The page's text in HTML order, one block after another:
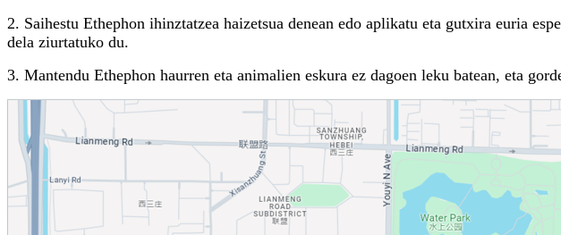
2. Saihestu Ethephon ihinztatzea haizetsua denean edo aplikatu eta gutxira euria
dela ziurtatuko du.
3. Mantendu Ethephon haurren eta animalien eskura ez dagoen leku batean, eta